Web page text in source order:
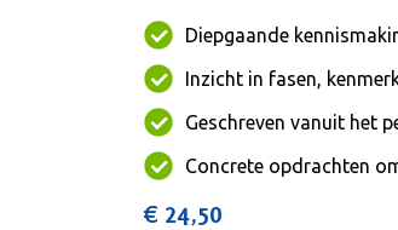
Diepgaande
Inzicht in fasen,
Geschreven vanuit het
Concrete opdrachten
€ 24,50